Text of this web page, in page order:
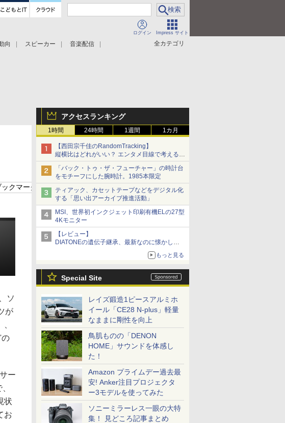
ログイン Impress サイト
全カテゴリ
向 スピーカー
音楽配信
アクセスランキング
1時間 24時間 1週間 1カ月
【西田宗千佳のRandomTracking】
縦横比はどれがいい？ エンタメ目線で考える、
サムスン新「Galaxy Z Fold」
「バック・トゥ・ザ・フューチャー」の時計台
をモチーフにした腕時計。1985本限定
ティアック、カセットテープなどをデジタル化
する「思い出アーカイブ推進活動」
MSI、世界初インクジェット印刷有機ELの27型
4Kモニター
【レビュー】
DIATONEの遺伝子継承、最新なのに懐かし
い“惚れる音”Tecnologia e Cuore「DS-TC52B」
もっと見る
Special Site
レイズ鍛造1ピースアルミホ
イール「CE28 N-plus」軽量
なままに剛性を向上
鳥肌ものの「DENON
HOME」サウンドを体感し
た！
Amazon プライムデー過去最
安! Anker注目プロジェクタ
ー3モデルを使ってみた
ソニーミラーレス一眼の大特
集！ 見どころ記事まとめ
クマーク
ソ
が
の
ー
状
お